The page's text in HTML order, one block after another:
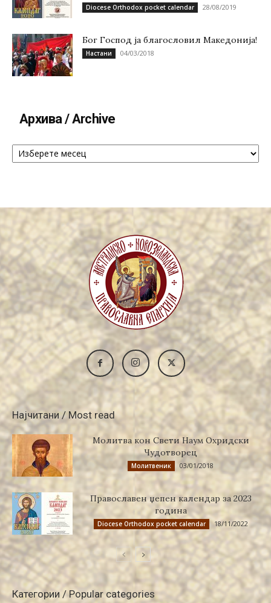
Diocese Orthodox pocket calendar 28/08/2019
Бог Господ ја благословил Македонија!
Настани 04/03/2018
Архива / Archive
Архива
Најчитани / Most read
Молитва кон Свети Наум Охридски
Чудотворец
Молитвеник 03/01/2018
Православен џепен календар за 2023
година
Diocese Orthodox pocket calendar 18/11/2022
Категории / Popular categories